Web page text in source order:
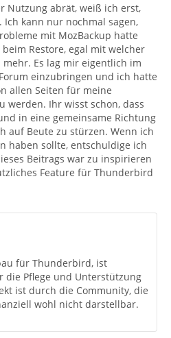
Nutzung abrät, weiß ich erst,
kann nur nochmal sagen,
mit MozBackup hatte
Restore, egal mit welcher
Es lag mir eigentlich im
einzubringen und ich hatte
allen Seiten für meine
werden. Ihr wisst schon, dass
in eine gemeinsame Richtung
auf Beute zu stürzen. Wenn ich
haben sollte, entschuldige ich
Beitrags war zu inspirieren
Feature für Thunderbird
für Thunderbird, ist
die Pflege und Unterstützung
ist durch die Community, die
wohl nicht darstellbar.